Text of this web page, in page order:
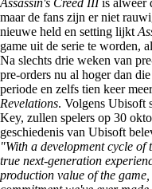
Assassin's Creed IIIis alweer
maar de fans zijn er niet
nieuwe held en setting lijkt
game uit de serie te worden,
Na slechts drie weken van
pre-orders nu al hoger dan
periode en zelfs tien keer
Revelations. Volgens Ubisoft
Key, zullen spelers op 30
geschiedenis van Ubisoft
"With a development cycle of
true next-generation
production value of the